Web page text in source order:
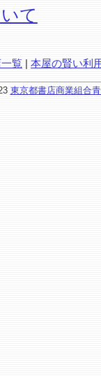
て
覧 | 本屋の賢い利
東京都書店商業組合